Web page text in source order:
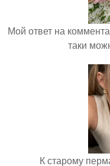
Мой ответ на
таки
К старому